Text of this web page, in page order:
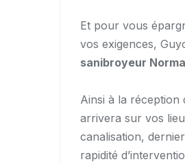
Et pour vous
vos exigences,
sanibroyeur
Ainsi à la
arrivera sur vos
canalisation,
rapidité